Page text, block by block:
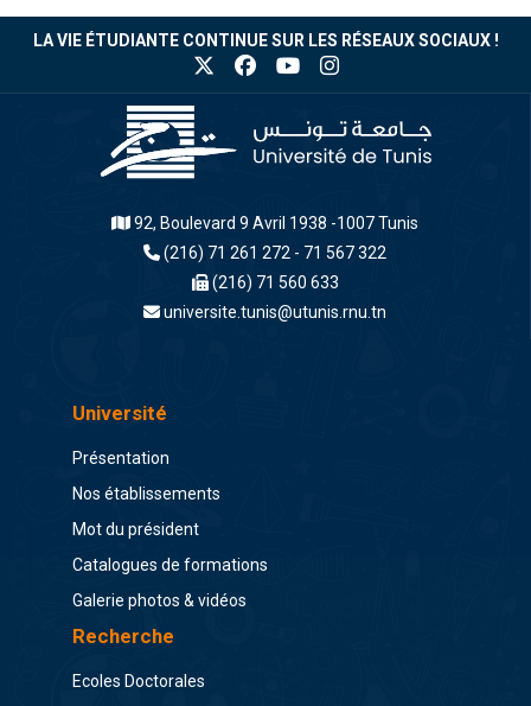
LA VIE ÉTUDIANTE CONTINUE SUR LES RÉSEAUX SOCIAUX !
92, Boulevard 9 Avril 1938 -1007 Tunis
(216) 71 261 272 - 71 567 322
(216) 71 560 633
universite.tunis@utunis.rnu.tn
Université
Présentation
Nos établissements
Mot du président
Catalogues de formations
Galerie photos & vidéos
Recherche
Ecoles Doctorales